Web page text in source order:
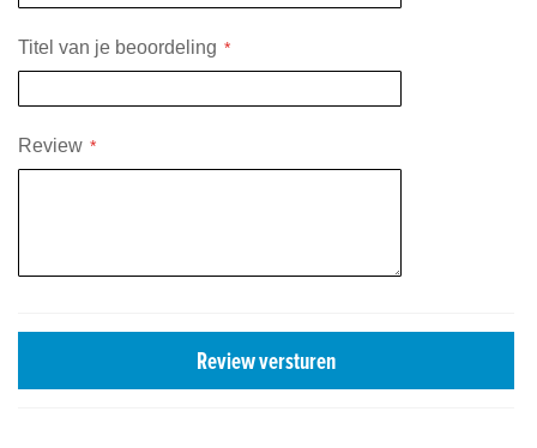
Titel van je beoordeling
Review
Review versturen